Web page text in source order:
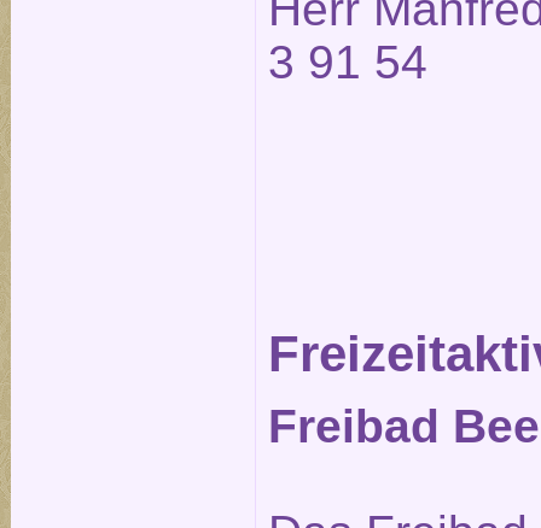
3 91 54
Freibad